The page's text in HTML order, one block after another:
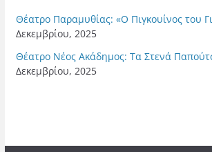
Θέατρο Παραμυθίας: «Ο Πιγκουίνος του
Δεκεμβρίου, 2025
Θέατρο Νέος Ακάδημος: Τα Στενά
Δεκεμβρίου, 2025